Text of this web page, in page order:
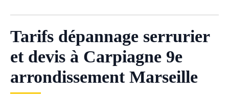
Tarifs dépannage serrurier
et devis à Carpiagne 9e
arrondissement Marseille